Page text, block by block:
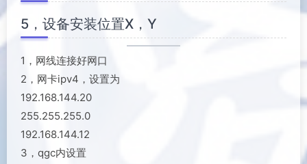
5，设备安装位置X，Y
1，网线连接好网口
2，网卡ipv4，设置为
192.168.144.20
255.255.255.0
192.168.144.12
3，qgc内设置